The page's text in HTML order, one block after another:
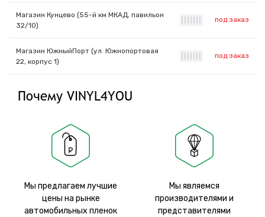
Магазин Кунцево (55-й км МКАД, павильон
32/10)
под заказ
Магазин ЮжныйПорт (ул. Южнопортовая
22, корпус 1)
под заказ
Почему VINYL4YOU
Мы предлагаем лучшие
цены на рынке
автомобильных пленок
Мы являемся
производителями и
представителями